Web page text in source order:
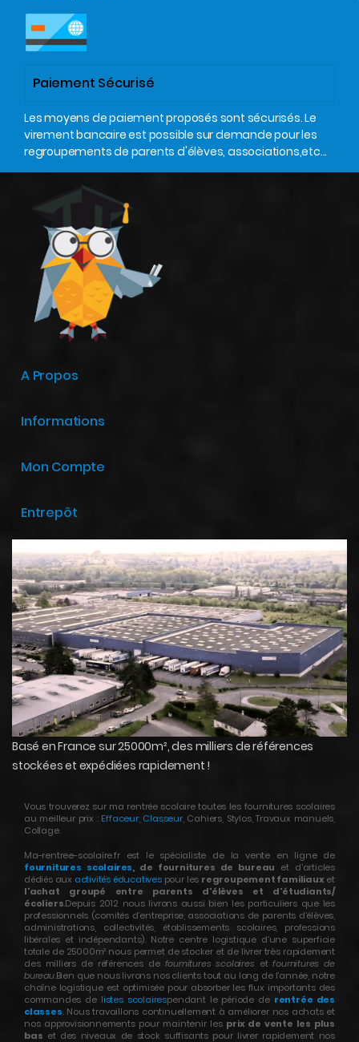
Paiement Sécurisé
Les moyens de paiement proposés sont sécurisés. Le
virement bancaire est possible sur demande pour les
regroupements de parents d'élèves, associations,etc...
A Propos
Informations
Mon Compte
Entrepôt
Basé en France sur 25000m², des milliers de références
stockées et expédiées rapidement !
Vous trouverez sur ma rentrée scolaire toutes les fournitures scolaires
au meilleur prix : Effaceur, Classeur, Cahiers, Stylos, Travaux manuels,
Collage.
Ma-rentree-scolaire.fr est le spécialiste de la vente en ligne de
fournitures scolaires, de fournitures de bureau et d’articles
dédiés aux activités éducativespour les regroupement familiaux et
l'achat groupé entre parents d'élèves et d'étudiants/
écoliers.Depuis 2012 nous livrons aussi bien les particuliers que les
professionnels (comités d’entreprise, associations de parents d’élèves,
administrations, collectivités, établissements scolaires, professions
libérales et indépendants). Notre centre logistique d’une superficie
totale de 25000m² nous permet de stocker et de livrer très rapidement
des milliers de références de fournitures scolaires etfournitures de
bureau.Bien que nous livrons nos clients tout au long de l’année, notre
chaîne logistique est optimisée pour absorber les flux importants des
commandes de listes scolairespendant le période de rentrée des
classes. Nous travaillons continuellement à améliorer nos achats et
nos approvisionnements pour maintenir les prix de vente les plus
bas et des niveaux de stock suffisants pour livrer rapidement nos